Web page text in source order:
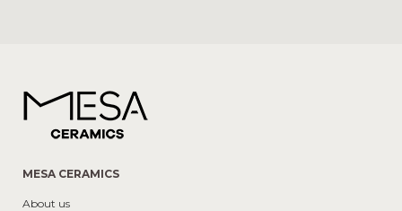
MESA CERAMICS
About us